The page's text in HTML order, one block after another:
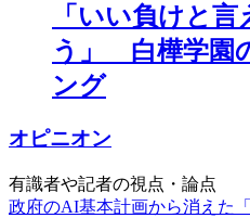
「いい負けと
う」 白樺学園
ング
オピニオン
有識者や記者の視点・論点
政府のAI基本計画から消えた